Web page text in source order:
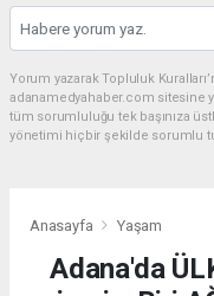
Yorum yazarak Topluluk
adanamedyahaber.com sitesine
tüm sorumluluğu tek başınıza
yönetimi hiçbir şekilde sorumlu
Anasayfa Yaşam
Adana'da